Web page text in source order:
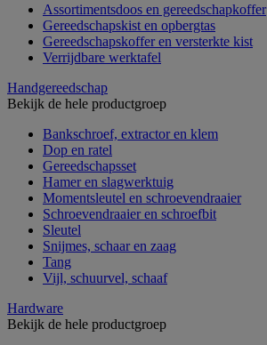
Assortimentsdoos en gereedschapkoffer
Gereedschapskist en opbergtas
Gereedschapskoffer en versterkte kist
Verrijdbare werktafel
Handgereedschap
Bekijk de hele productgroep
Bankschroef, extractor en klem
Dop en ratel
Gereedschapsset
Hamer en slagwerktuig
Momentsleutel en schroevendraaier
Schroevendraaier en schroefbit
Sleutel
Snijmes, schaar en zaag
Tang
Vijl, schuurvel, schaaf
Hardware
Bekijk de hele productgroep